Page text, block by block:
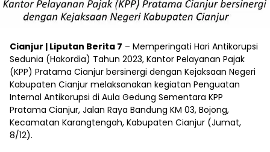
Cianjur | Liputan Berita 7 – Memperingati Hari Antikorupsi
Sedunia (Hakordia) Tahun 2023, Kantor Pelayanan Pajak
(KPP) Pratama Cianjur bersinergi dengan Kejaksaan Negeri
Kabupaten Cianjur melaksanakan kegiatan Penguatan
Internal Antikorupsi di Aula Gedung Sementara KPP
Pratama Cianjur, Jalan Raya Bandung KM 03, Bojong,
Kecamatan Karangtengah, Kabupaten Cianjur (Jumat,
8/12).